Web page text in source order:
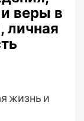
веры в
личная